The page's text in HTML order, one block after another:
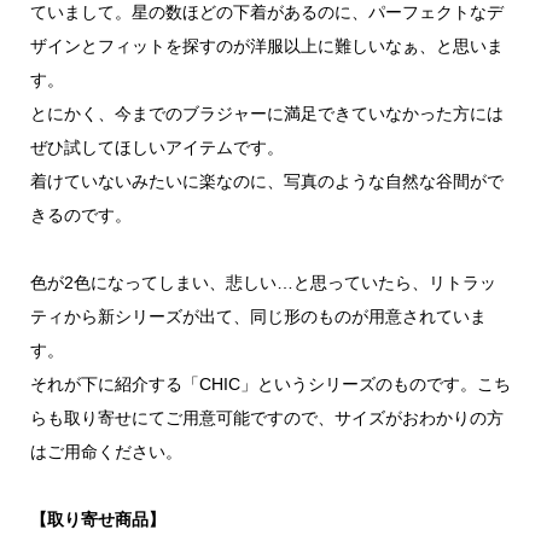
ていまして。星の数ほどの下着があるのに、パーフェクトなデ
ザインとフィットを探すのが洋服以上に難しいなぁ、と思いま
す。
とにかく、今までのブラジャーに満足できていなかった方には
ぜひ試してほしいアイテムです。
着けていないみたいに楽なのに、写真のような自然な谷間がで
きるのです。
色が2色になってしまい、悲しい…と思っていたら、リトラッ
ティから新シリーズが出て、同じ形のものが用意されていま
す。
それが下に紹介する「CHIC」というシリーズのものです。こち
らも取り寄せにてご用意可能ですので、サイズがおわかりの方
はご用命ください。
【取り寄せ商品】